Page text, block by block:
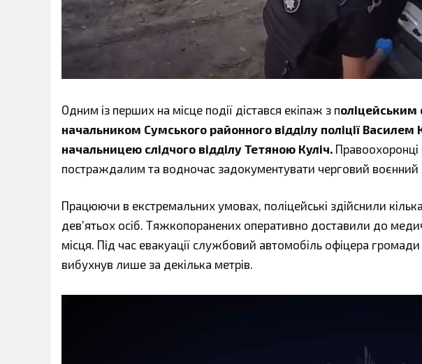
Одним із перших на місце події дістався екіпаж з п
начальником Сумського районного відділу поліції
начальницею слідчого відділу Тетяною Куліч.
постраждалим та водночас задокументувати черговий воєнний
Працюючи в екстремальних умовах, поліцейські здійснили
дев’ятьох осіб. Тяжкопоранених оперативно доставили до
місця. Під час евакуації службовий автомобіль офіцера
вибухнув лише за декілька метрів.